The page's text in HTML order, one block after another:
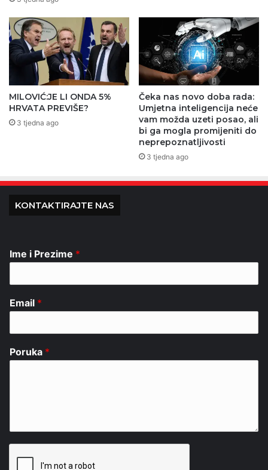
MILOVIĆ:JE LI ONDA 5%
HRVATA PREVIŠE?
3 tjedna ago
Čeka nas novo doba rada:
Umjetna inteligencija neće
vam možda uzeti posao, ali
bi ga mogla promijeniti do
neprepoznatljivosti
3 tjedna ago
KONTAKTIRAJTE NAS
Ime i Prezime *
Email *
Poruka *